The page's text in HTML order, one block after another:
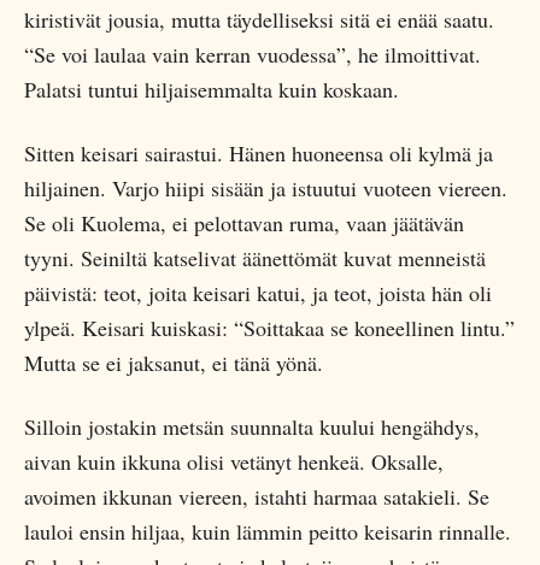
kiristivät jousia, mutta täydelliseksi sitä ei enää saatu.
“Se voi laulaa vain kerran vuodessa”, he ilmoittivat.
Palatsi tuntui hiljaisemmalta kuin koskaan.
Sitten keisari sairastui. Hänen huoneensa oli kylmä ja
hiljainen. Varjo hiipi sisään ja istuutui vuoteen viereen.
Se oli Kuolema, ei pelottavan ruma, vaan jäätävän
tyyni. Seiniltä katselivat äänettömät kuvat menneistä
päivistä: teot, joita keisari katui, ja teot, joista hän oli
ylpeä. Keisari kuiskasi: “Soittakaa se koneellinen lintu.”
Mutta se ei jaksanut, ei tänä yönä.
Silloin jostakin metsän suunnalta kuului hengähdys,
aivan kuin ikkuna olisi vetänyt henkeä. Oksalle,
avoimen ikkunan viereen, istahti harmaa satakieli. Se
lauloi ensin hiljaa, kuin lämmin peitto keisarin rinnalle.